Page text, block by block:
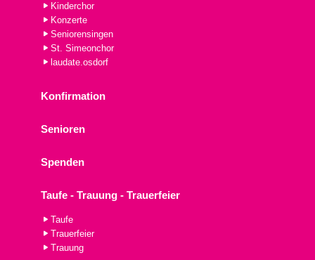
Kinderchor
Konzerte
Seniorensingen
St. Simeonchor
laudate.osdorf
Konfirmation
Senioren
Spenden
Taufe - Trauung - Trauerfeier
Taufe
Trauerfeier
Trauung